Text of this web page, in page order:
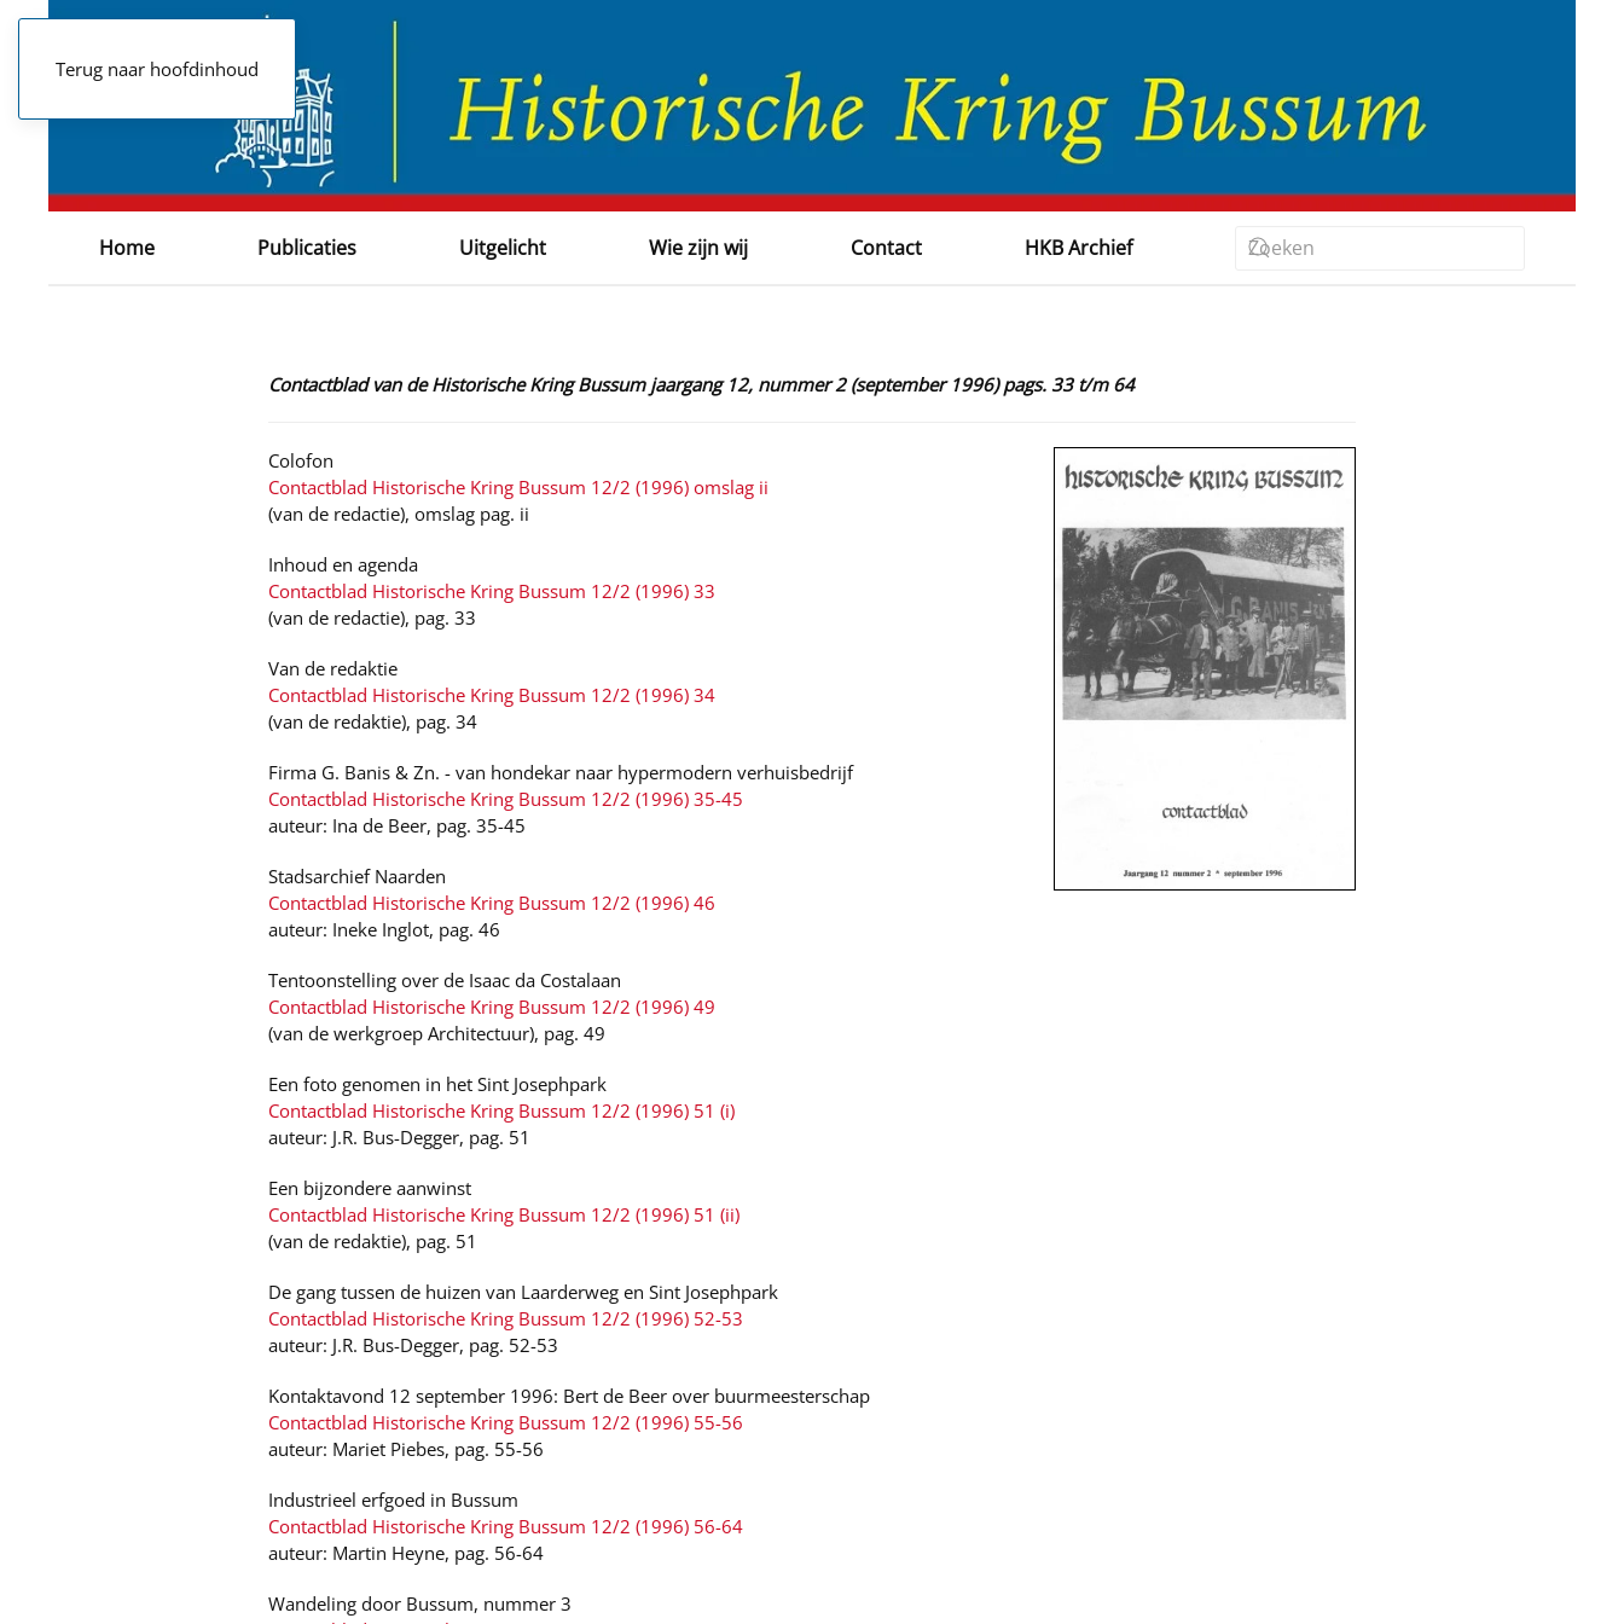
Terug naar hoofdinhoud
Home Publicaties Uitgelicht Wie zijn wij Contact HKB Archief
Contactblad van de Historische Kring Bussum jaargang 12, nummer 2 (september 1996) pags. 33 t/m 64
Colofon
Contactblad Historische Kring Bussum 12/2 (1996) omslag ii
(van de redactie), omslag pag. ii
Inhoud en agenda
Contactblad Historische Kring Bussum 12/2 (1996) 33
(van de redactie), pag. 33
Van de redaktie
Contactblad Historische Kring Bussum 12/2 (1996) 34
(van de redaktie), pag. 34
Firma G. Banis & Zn. - van hondekar naar hypermodern verhuisbedrijf
Contactblad Historische Kring Bussum 12/2 (1996) 35-45
auteur: Ina de Beer, pag. 35-45
Stadsarchief Naarden
Contactblad Historische Kring Bussum 12/2 (1996) 46
auteur: Ineke Inglot, pag. 46
Tentoonstelling over de Isaac da Costalaan
Contactblad Historische Kring Bussum 12/2 (1996) 49
(van de werkgroep Architectuur), pag. 49
Een foto genomen in het Sint Josephpark
Contactblad Historische Kring Bussum 12/2 (1996) 51 (i)
auteur: J.R. Bus-Degger, pag. 51
Een bijzondere aanwinst
Contactblad Historische Kring Bussum 12/2 (1996) 51 (ii)
(van de redaktie), pag. 51
De gang tussen de huizen van Laarderweg en Sint Josephpark
Contactblad Historische Kring Bussum 12/2 (1996) 52-53
auteur: J.R. Bus-Degger, pag. 52-53
Kontaktavond 12 september 1996: Bert de Beer over buurmeesterschap
Contactblad Historische Kring Bussum 12/2 (1996) 55-56
auteur: Mariet Piebes, pag. 55-56
Industrieel erfgoed in Bussum
Contactblad Historische Kring Bussum 12/2 (1996) 56-64
auteur: Martin Heyne, pag. 56-64
Wandeling door Bussum, nummer 3